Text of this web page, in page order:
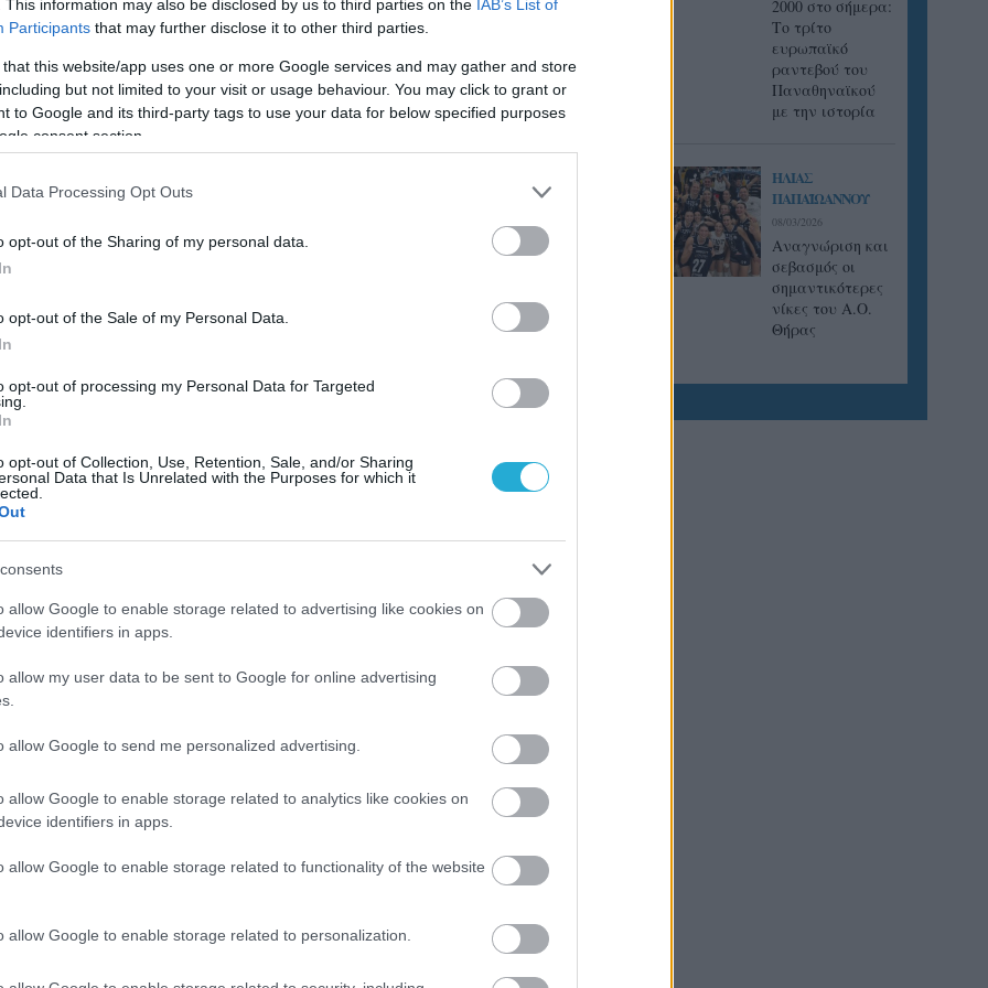
This information may also be disclosed by us to third parties on the IAB’s List of
Participants that may further disclose it to other third parties.
that this website/app uses one or more Google services and may gather and store
but not limited to your visit or usage behaviour. You may click to grant or
to Google and its third-party tags to use your data for below specified purposes
consent section.
Data Processing Opt Outs
opt-out of the Sharing of my personal data.
opt-out of the Sale of my Personal Data.
opt-out of processing my Personal Data for Targeted
opt-out of Collection, Use, Retention, Sale, and/or Sharing
Data that Is Unrelated with the Purposes for which it
allow Google to enable storage related to advertising like cookies on
identifiers in apps.
allow my user data to be sent to Google for online advertising
allow Google to send me personalized advertising.
allow Google to enable storage related to analytics like cookies on
identifiers in apps.
allow Google to enable storage related to functionality of the website
allow Google to enable storage related to personalization.
Ακόμη μία νίκη με τη νέα του ομάδα, τη Φραγκφούρτη πανηγύρισε το
κόντρα στην γηπεδούχο TV Ρότενμπούργκ είχε την αίσθηση ότι... παίζει
ακόμη στην ελληνική Volleyleague!
Κωστόπουλος: «Θέλουμε να προκριθούμε στους ομίλους του
Τσάμπιονς Λιγκ»
Ο Ελληνας ακραίος της Φρανκφούρτης, Βασίλης Κωστόπουλος μίλησε για
τους δύο αγώνες κόντρα στον ΠΑΟΚ που θα κρίνουν την πρόκριση στους
ομίλους του Τσάμπιονς Λιγκ.
Α1 ΑΝΔΡΩΝ
Χαραλαμπίδης
νέα σεζόν οι τρεις πρώην αθλητές της Volleyleague, που θα συνεχίσουν την
καριέρα τους στις δύο κατηγορίες της Bundesliga, μεγαλώνοντας έτσι την
Ιωαννίδης/Κωστόπουλος: «Θα τα δώσουμε όλα στο Aντίρριο»
2000 στο σήμερα:
Tο τρίτο
ευρωπαϊκό
ραντεβού του
Παναθηναϊκού
με την ιστορία
ΗΛΙΑΣ
ΠΑΠΑΪΩΑΝΝΟΥ
08/03/2026
Αναγνώριση και
σεβασμός οι
σημαντικότερες
νίκες του Α.Ο.
Θήρας